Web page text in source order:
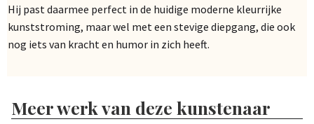
Hij past daarmee perfect in de huidige moderne kleurrijke
kunststroming, maar wel met een stevige diepgang, die ook
nog iets van kracht en humor in zich heeft.
Meer werk van deze kunstenaar